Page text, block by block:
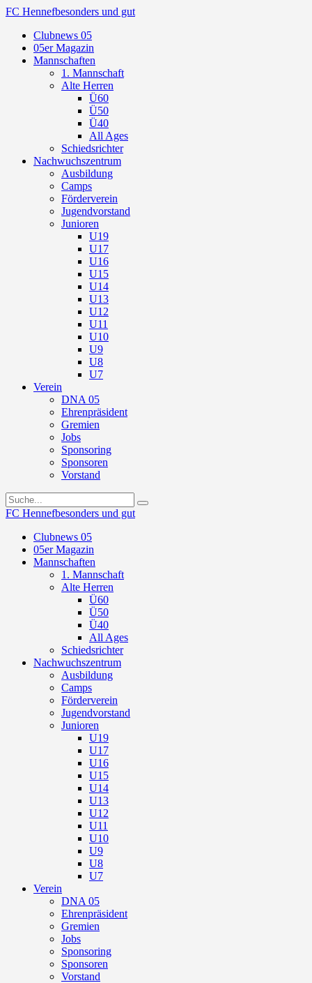
FC Hennefbesonders und gut
Clubnews 05
05er Magazin
Mannschaften
1. Mannschaft
Alte Herren
Ü60
Ü50
Ü40
All Ages
Schiedsrichter
Nachwuchszentrum
Ausbildung
Camps
Förderverein
Jugendvorstand
Junioren
U19
U17
U16
U15
U14
U13
U12
U11
U10
U9
U8
U7
Verein
DNA 05
Ehrenpräsident
Gremien
Jobs
Sponsoring
Sponsoren
Vorstand
FC Hennefbesonders und gut
Clubnews 05
05er Magazin
Mannschaften
1. Mannschaft
Alte Herren
Ü60
Ü50
Ü40
All Ages
Schiedsrichter
Nachwuchszentrum
Ausbildung
Camps
Förderverein
Jugendvorstand
Junioren
U19
U17
U16
U15
U14
U13
U12
U11
U10
U9
U8
U7
Verein
DNA 05
Ehrenpräsident
Gremien
Jobs
Sponsoring
Sponsoren
Vorstand